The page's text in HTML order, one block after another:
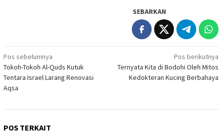
SEBARKAN
Navigasi
pos
Pos sebelumnya
Tokoh-Tokoh Al-Quds Kutuk
Tentara Israel Larang Renovasi
Aqsa
Pos berikutnya
Ternyata Kita di Bodohi Oleh Mitos
Kedokteran Kucing Berbahaya
POS TERKAIT